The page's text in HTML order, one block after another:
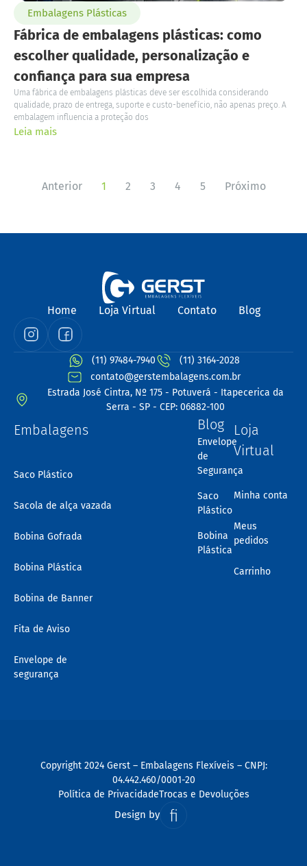
Embalagens Plásticas
Fábrica de embalagens plásticas: como
escolher qualidade, personalização e
confiança para sua empresa
Uma fábrica de embalagens plásticas deve ser escolhida considerando
qualidade, prazo de entrega, suporte e custo-benefício, não apenas preço. A
embalagem influencia a proteção dos
Leia mais
Anterior 1 2 3 4 5 Próximo
Home Loja Virtual Contato Blog
(11) 97484-7940
(11) 3164-2028
contato@gerstembalagens.com.br
Estrada José Cintra, Nº 175 - Potuverá - Itapecerica da
Serra - SP - CEP: 06882-100
Embalagens
Saco Plástico
Sacola de alça vazada
Bobina Gofrada
Bobina Plástica
Bobina de Banner
Fita de Aviso
Envelope de
segurança
Blog
Envelope
de
Segurança
Saco
Plástico
Bobina
Plástica
Loja
Virtual
Minha conta
Meus
pedidos
Carrinho
Copyright 2024 Gerst – Embalagens Flexíveis – CNPJ:
04.442.460/0001-20
Política de PrivacidadeTrocas e Devoluções
Design by